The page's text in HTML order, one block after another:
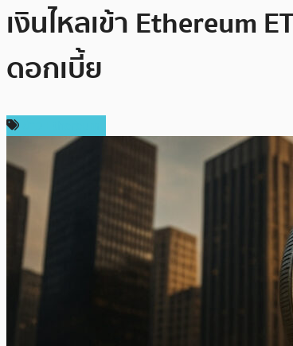
เงินไหลเข้า Ethereum
ดอกเบี้ย